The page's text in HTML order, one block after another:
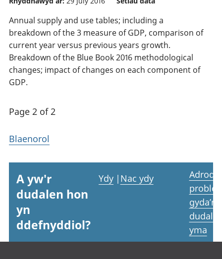
Annual supply and use tables; including a
breakdown of the 3 measure of GDP, comparison of
current year versus previous years growth.
Breakdown of the Blue Book 2016 methodological
changes; impact of changes on each component of
GDP.
Page 2 of 2
Blaenorol
A yw'r
dudalen hon
yn
ddefnyddiol?
Ydy | Nac ydy
Adrodd
gyda’r
yma